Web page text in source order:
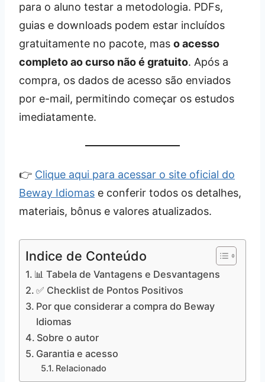
para o aluno testar a metodologia. PDFs,
guias e downloads podem estar incluídos
gratuitamente no pacote, mas o acesso
completo ao curso não é gratuito. Após a
compra, os dados de acesso são enviados
por e-mail, permitindo começar os estudos
imediatamente.
👉 Clique aqui para acessar o site oficial do
Beway Idiomas e conferir todos os detalhes,
materiais, bônus e valores atualizados.
Indice de Conteúdo
📊 Tabela de Vantagens e Desvantagens
✅ Checklist de Pontos Positivos
Por que considerar a compra do Beway
Idiomas
Sobre o autor
Garantia e acesso
Relacionado